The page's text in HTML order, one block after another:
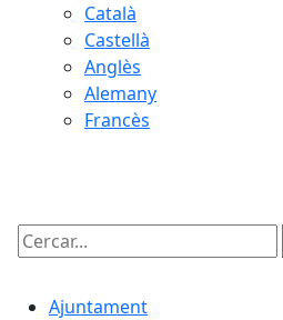
Català
Castellà
Anglès
Alemany
Francès
Cercar:
Ajuntament